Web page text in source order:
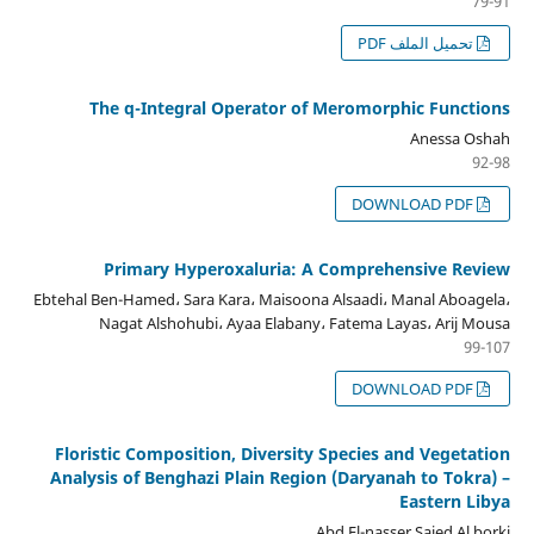
تحميل الملف PDF
The q-Integral Operator of Meromorphic Functions
Anessa Oshah
92-98
DOWNLOAD PDF
Primary Hyperoxaluria: A Comprehensive Review
Ebtehal Ben-Hamed، Sara Kara، Maisoona Alsaadi، Manal Aboagela،
Nagat Alshohubi، Ayaa Elabany، Fatema Layas، Arij Mousa
99-107
DOWNLOAD PDF
Floristic Composition, Diversity Species and Vegetation
Analysis of Benghazi Plain Region (Daryanah to Tokra) –
Eastern Libya